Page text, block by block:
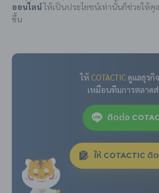
ออนไลน์ให้เป็นประโยชน์เท่านั้นก็ช่วยให้คุ
ขึ้น
ให้ COTACTICดูแลธุรกิ
เหมือนทีมการตลาด
ติดต่อ
ให้ COTACTIC